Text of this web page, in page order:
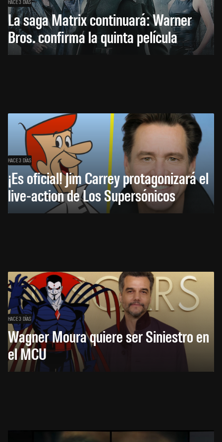
HACE 3 DÍAS
La saga Matrix continuará: Warner
Bros. confirma la quinta película
HACE 3 DÍAS
¡Es oficial! Jim Carrey protagonizará el
live-action de Los Supersónicos
HACE 3 DÍAS
Wagner Moura quiere ser Siniestro en
el MCU